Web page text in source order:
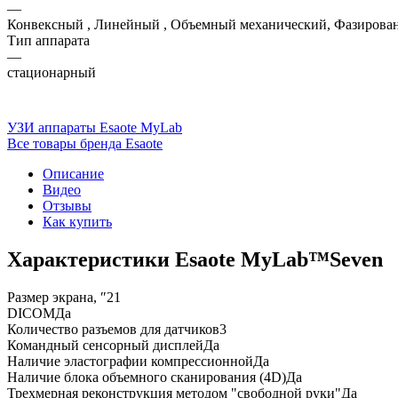
—
Конвексный , Линейный , Объемный механический,
Тип аппарата
—
стационарный
УЗИ аппараты Esaote MyLab
Все товары бренда Esaote
Описание
Видео
Отзывы
Как купить
Характеристики Esaote MyLab™Seven
Размер экрана, ″21
DICOMДа
Количество разъемов для датчиков3
Командный сенсорный дисплейДа
Наличие эластографии компрессионнойДа
Наличие блока объемного сканирования (4D)Да
Трехмерная реконструкция методом "свободной руки"Да